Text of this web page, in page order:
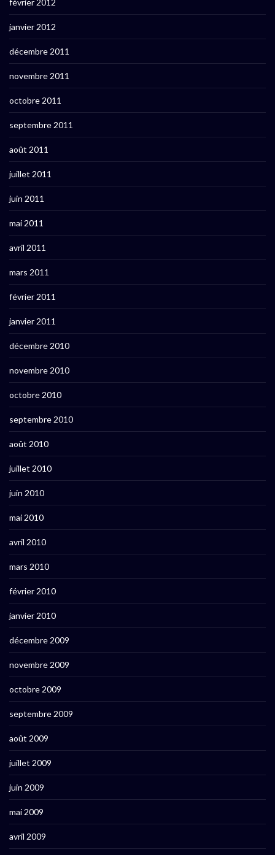
février 2012
janvier 2012
décembre 2011
novembre 2011
octobre 2011
septembre 2011
août 2011
juillet 2011
juin 2011
mai 2011
avril 2011
mars 2011
février 2011
janvier 2011
décembre 2010
novembre 2010
octobre 2010
septembre 2010
août 2010
juillet 2010
juin 2010
mai 2010
avril 2010
mars 2010
février 2010
janvier 2010
décembre 2009
novembre 2009
octobre 2009
septembre 2009
août 2009
juillet 2009
juin 2009
mai 2009
avril 2009